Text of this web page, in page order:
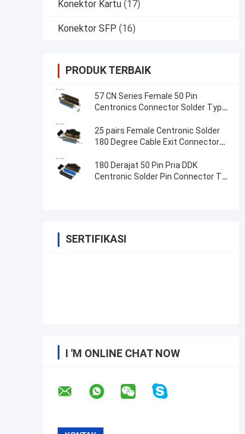
Konektor Kartu (17)
Konektor SFP (16)
PRODUK TERBAIK
57 CN Series Female 50 Pin
Centronics Connector Solder Type
25 pairs Female Centronic Solder
180 Degree Cable Exit Connector
180 Derajat 50 Pin Pria DDK
Centronic Solder Pin Connector T
SERTIFIKASI
I 'M ONLINE CHAT NOW